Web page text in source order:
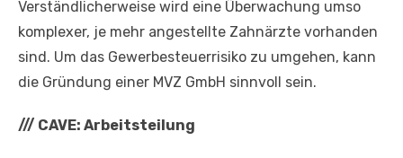
Verständlicherweise wird eine Überwachung umso
komplexer, je mehr angestellte Zahnärzte vorhanden
sind. Um das Gewerbesteuerrisiko zu umgehen, kann
die Gründung einer MVZ GmbH sinnvoll sein.
/// CAVE: Arbeitsteilung